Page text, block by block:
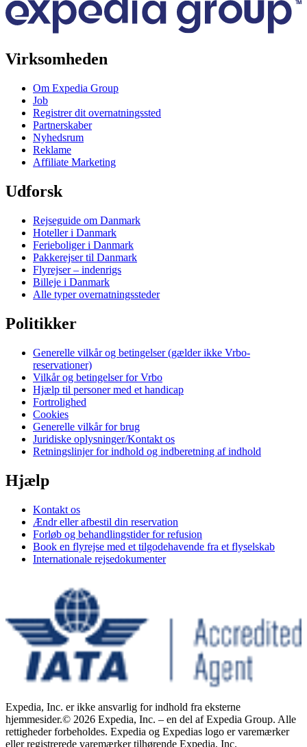
Virksomheden
Om Expedia Group
Job
Registrer dit overnatningssted
Partnerskaber
Nyhedsrum
Reklame
Affiliate Marketing
Udforsk
Rejseguide om Danmark
Hoteller i Danmark
Ferieboliger i Danmark
Pakkerejser til Danmark
Flyrejser – indenrigs
Billeje i Danmark
Alle typer overnatningssteder
Politikker
Generelle vilkår og betingelser (gælder ikke Vrbo-
reservationer)
Vilkår og betingelser for Vrbo
Hjælp til personer med et handicap
Fortrolighed
Cookies
Generelle vilkår for brug
Juridiske oplysninger/Kontakt os
Retningslinjer for indhold og indberetning af indhold
Hjælp
Kontakt os
Ændr eller afbestil din reservation
Forløb og behandlingstider for refusion
Book en flyrejse med et tilgodehavende fra et flyselskab
Internationale rejsedokumenter
Expedia, Inc. er ikke ansvarlig for indhold fra eksterne
hjemmesider.© 2026 Expedia, Inc. – en del af Expedia Group. Alle
rettigheder forbeholdes. Expedia og Expedias logo er varemærker
eller registrerede varemærker tilhørende Expedia, Inc.